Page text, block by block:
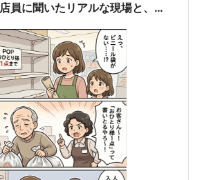
員に聞いたリアルな現場と、ゴ